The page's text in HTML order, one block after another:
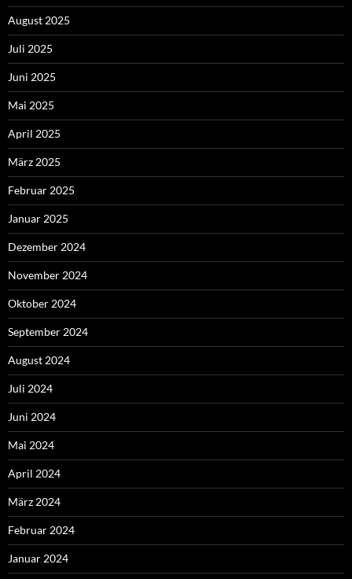
August 2025
Juli 2025
Juni 2025
Mai 2025
April 2025
März 2025
Februar 2025
Januar 2025
Dezember 2024
November 2024
Oktober 2024
September 2024
August 2024
Juli 2024
Juni 2024
Mai 2024
April 2024
März 2024
Februar 2024
Januar 2024